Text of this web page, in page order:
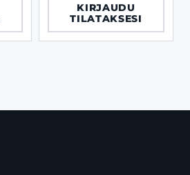
KIRJAUDU
TILATAKSESI